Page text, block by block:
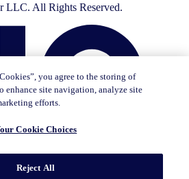
LLC. All Rights Reserved.
[x]. Bleiben Sie auf der Seite, auf der
gehen Sie auf die [x] Homepage.
you agree to the storing of
enhance site navigation, analyze site
efforts.
Cookie Choices
Reject All